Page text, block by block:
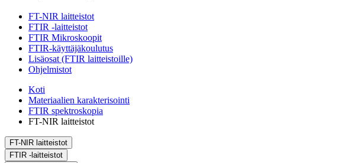
FT-NIR laitteistot
FTIR -laitteistot
FTIR Mikroskoopit
FTIR-käyttäjäkoulutus
Lisäosat (FTIR laitteistoille)
Ohjelmistot
Koti
Materiaalien karakterisointi
FTIR spektroskopia
FT-NIR laitteistot
FT-NIR laitteistot
FTIR -laitteistot